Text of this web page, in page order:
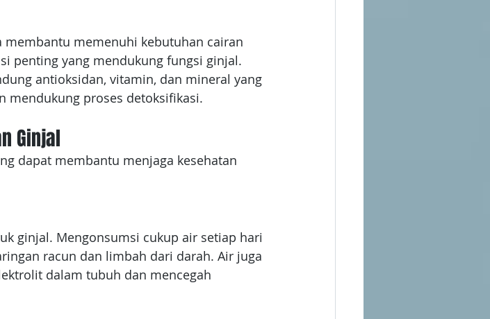
memenuhi kebutuhan cairan
penting yang mendukung fungsi ginjal.
antioksidan, vitamin, dan mineral yang
mendukung proses detoksifikasi.
Ginjal
dapat membantu menjaga kesehatan
ginjal. Mengonsumsi cukup air setiap hari
racun dan limbah dari darah. Air juga
dalam tubuh dan mencegah